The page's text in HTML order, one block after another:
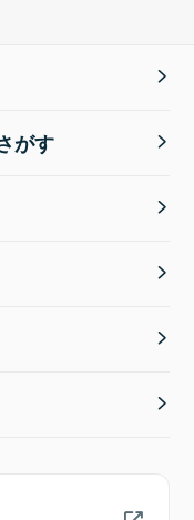
がす